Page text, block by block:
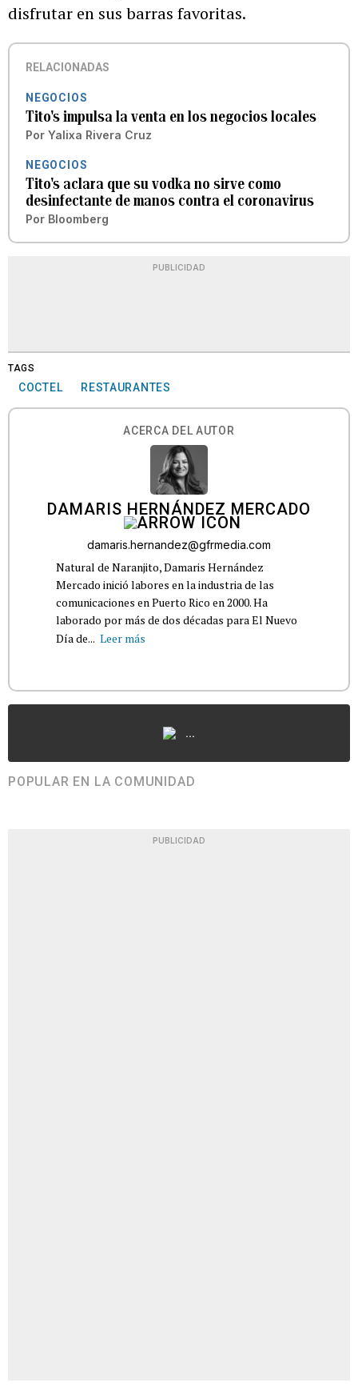
disfrutar en sus barras favoritas.
RELACIONADAS
NEGOCIOS
Tito's impulsa la venta en los negocios locales
Por Yalixa Rivera Cruz
NEGOCIOS
Tito's aclara que su vodka no sirve como
desinfectante de manos contra el coronavirus
Por Bloomberg
PUBLICIDAD
TAGS
COCTEL RESTAURANTES
ACERCA DEL AUTOR
DAMARIS HERNÁNDEZ MERCADO
damaris.hernandez@gfrmedia.com
Natural de Naranjito, Damaris Hernández
Mercado inició labores en la industria de las
comunicaciones en Puerto Rico en 2000. Ha
laborado por más de dos décadas para El Nuevo
Día de... Leer más
...
POPULAR EN LA COMUNIDAD
PUBLICIDAD